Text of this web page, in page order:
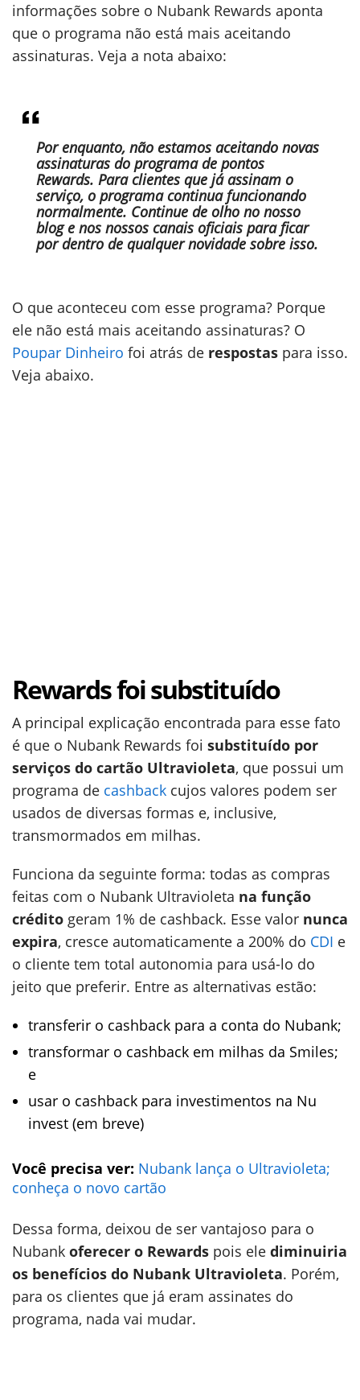
informações sobre o Nubank Rewards aponta
que o programa não está mais aceitando
assinaturas. Veja a nota abaixo:
Por enquanto, não estamos aceitando novas
assinaturas do programa de pontos
Rewards. Para clientes que já assinam o
serviço, o programa continua funcionando
normalmente. Continue de olho no nosso
blog e nos nossos canais oficiais para ficar
por dentro de qualquer novidade sobre isso.
O que aconteceu com esse programa? Porque
ele não está mais aceitando assinaturas? O
Poupar Dinheiro foi atrás de respostas para isso.
Veja abaixo.
Rewards foi substituído
A principal explicação encontrada para esse fato
é que o Nubank Rewards foi substituído por
serviços do cartão Ultravioleta, que possui um
programa de cashback cujos valores podem ser
usados de diversas formas e, inclusive,
transmormados em milhas.
Funciona da seguinte forma: todas as compras
feitas com o Nubank Ultravioleta na função
crédito geram 1% de cashback. Esse valor nunca
expira, cresce automaticamente a 200% do CDI e
o cliente tem total autonomia para usá-lo do
jeito que preferir. Entre as alternativas estão:
transferir o cashback para a conta do Nubank;
transformar o cashback em milhas da Smiles;
e
usar o cashback para investimentos na Nu
invest (em breve)
Você precisa ver: Nubank lança o Ultravioleta;
conheça o novo cartão
Dessa forma, deixou de ser vantajoso para o
Nubank oferecer o Rewards pois ele diminuiria
os benefícios do Nubank Ultravioleta. Porém,
para os clientes que já eram assinates do
programa, nada vai mudar.